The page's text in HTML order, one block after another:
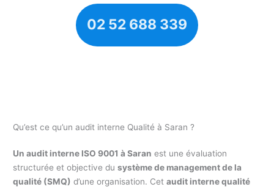
02 52 688 339
Qu’est ce qu’un audit interne Qualité à Saran ?
Un audit interne ISO 9001 à Saran est une évaluation
structurée et objective dusystème de management de la
qualité (SMQ) d’une organisation. Cetaudit interne qualité